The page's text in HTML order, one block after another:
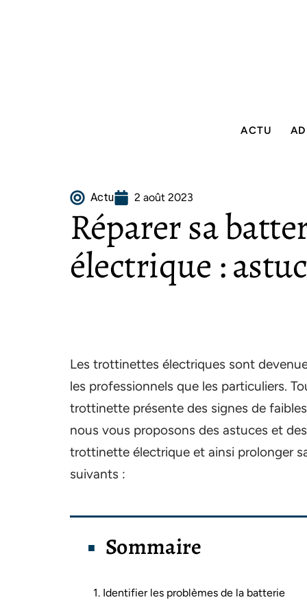
ACTU
Actu 2 août 2023
Réparer sa
électrique :
Les trottinettes électriques sont
les professionnels que les particuliers.
trottinette présente des signes de
nous vous proposons des astuces et
trottinette électrique et ainsi prolonger
suivants :
Sommaire
1. Identifier les problèmes de la batterie